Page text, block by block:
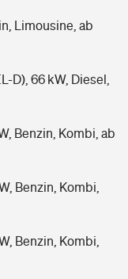
Limousine, ab
D), 66 kW, Diesel,
Benzin, Kombi, ab
Benzin, Kombi,
Benzin, Kombi,